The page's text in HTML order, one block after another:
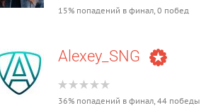
15% попадений в финал, 0 побед
Alexey_SNG
36% попадений в финал, 44 победы